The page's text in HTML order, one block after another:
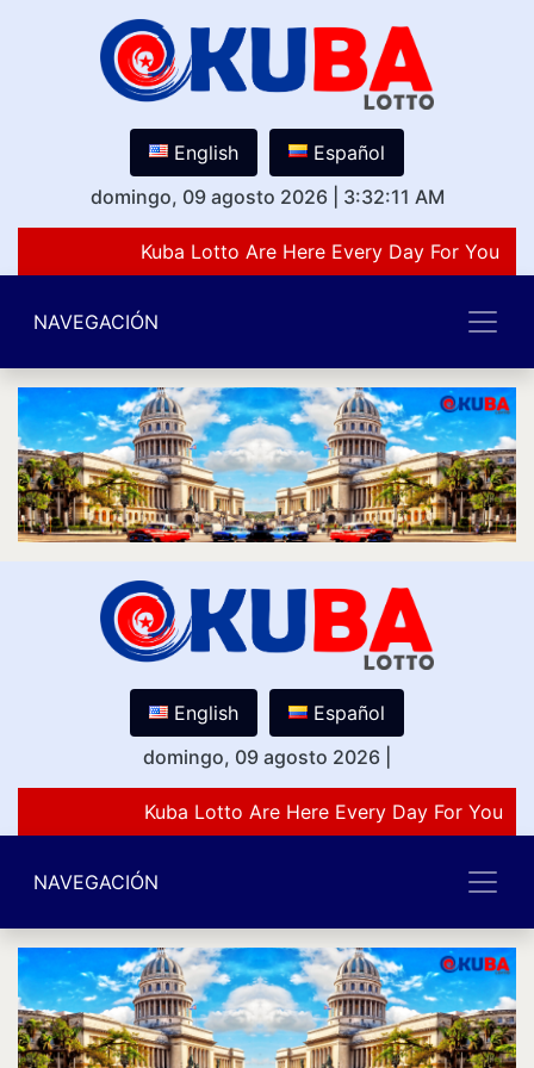
English
Español
domingo, 09 agosto 2026
3:32:11 AM
Kuba Lotto Are Here Every Day For You
NAVEGACIÓN
English
Español
domingo, 09 agosto 2026
Kuba Lotto Are Here Every Day For You
NAVEGACIÓN